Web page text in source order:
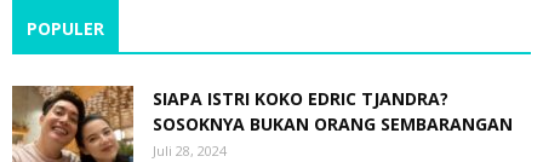
POPULER
SIAPA ISTRI KOKO EDRIC TJANDRA?
SOSOKNYA BUKAN ORANG SEMBARANGAN
Juli 28, 2024